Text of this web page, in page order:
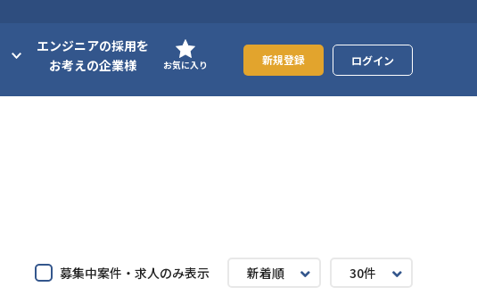
エンジニアの採用を
お考えの企業様
お気に入り 新規登録 ログイン
募集中案件・求人のみ表示 新着順 30件